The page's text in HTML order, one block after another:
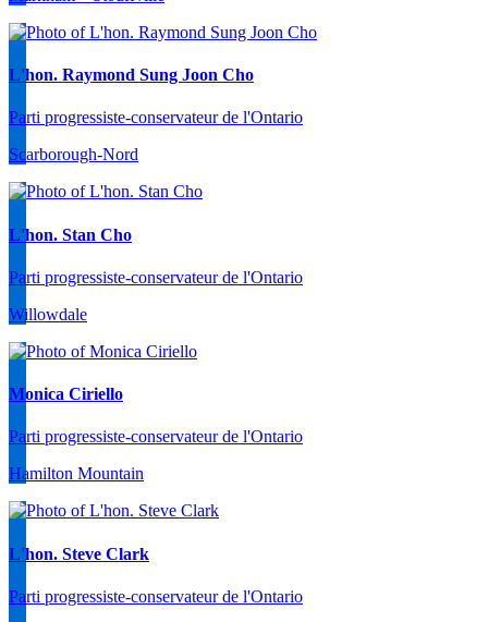
L'hon. Raymond Sung Joon Cho
Parti progressiste-conservateur de l'Ontario
Scarborough-Nord
L'hon. Stan Cho
Parti progressiste-conservateur de l'Ontario
Willowdale
Monica Ciriello
Parti progressiste-conservateur de l'Ontario
Hamilton Mountain
L'hon. Steve Clark
Parti progressiste-conservateur de l'Ontario